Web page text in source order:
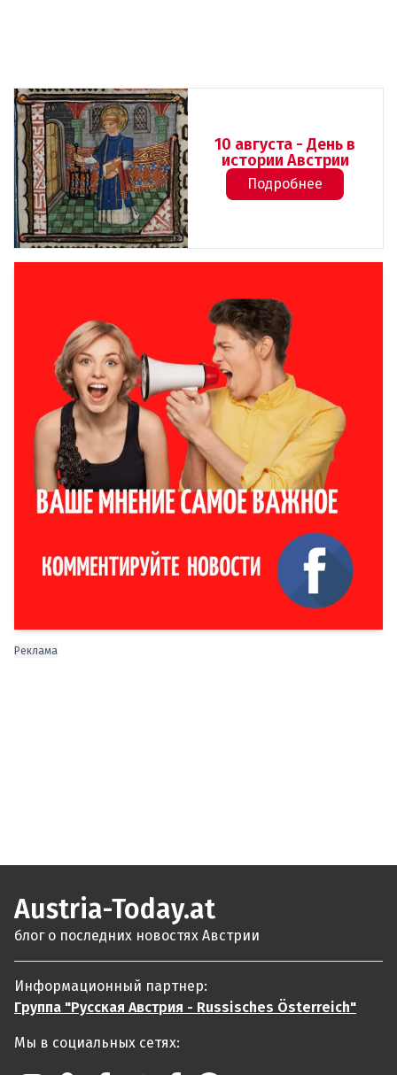
10 августа - День в
истории Австрии
Подробнее
Реклама
Austria-Today.at
блог о последних новостях Австрии
Информационный партнер:
Группа "Русская Австрия - Russisches Österreich"
Мы в социальных сетях: